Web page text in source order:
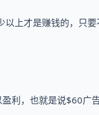
上才是赚钱的，只
利，也就是说$60广